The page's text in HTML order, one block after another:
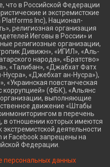
что в Российской Федерации
и экстремистские
Platforms Inc), Национал-
религиозная организация
Иеговы в России» и
религиозные организации,
Дивижн», «ИГИЛ», «Аль-
народа», «Братство»
«Талибан», «Джабхат Фатх
«Джебхат ан-Нусра»),
«Украинская повстанческая
(ФБК), «Альянс
выполняющие
движение «Штабы
в перечень
в отношении которых имеются
деятельности
и Facebook запрещены на
Федерации.
персональных данных